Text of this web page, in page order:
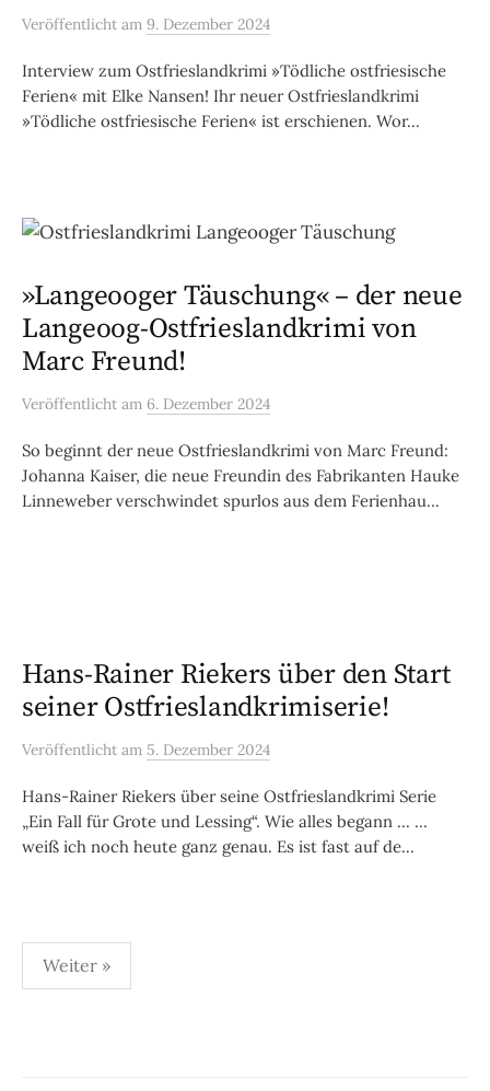
Veröffentlicht am 9. Dezember 2024
Interview zum Ostfrieslandkrimi »Tödliche ostfriesische
Ferien« mit Elke Nansen! Ihr neuer Ostfrieslandkrimi
»Tödliche ostfriesische Ferien« ist erschienen. Wor...
»Langeooger Täuschung« – der neue
Langeoog-Ostfrieslandkrimi von
Marc Freund!
Veröffentlicht am 6. Dezember 2024
So beginnt der neue Ostfrieslandkrimi von Marc Freund:
Johanna Kaiser, die neue Freundin des Fabrikanten Hauke
Linneweber verschwindet spurlos aus dem Ferienhau...
Hans-Rainer Riekers über den Start
seiner Ostfrieslandkrimiserie!
Veröffentlicht am 5. Dezember 2024
Hans-Rainer Riekers über seine Ostfrieslandkrimi Serie
„Ein Fall für Grote und Lessing“. Wie alles begann … …
weiß ich noch heute ganz genau. Es ist fast auf de...
Seitennummerierung
der
Weiter »